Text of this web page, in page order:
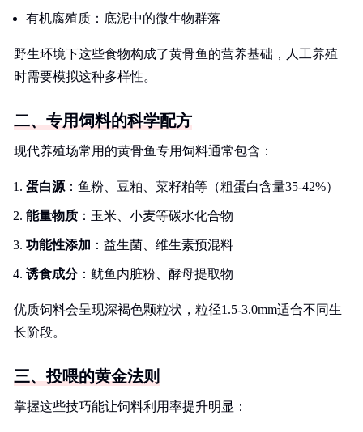
有机腐殖质：底泥中的微生物群落
野生环境下这些食物构成了黄骨鱼的营养基础，人工养殖
时需要模拟这种多样性。
二、专用饲料的科学配方
现代养殖场常用的黄骨鱼专用饲料通常包含：
蛋白源 ：鱼粉、豆粕、菜籽粕等（粗蛋白含量35-42%）
能量物质 ：玉米、小麦等碳水化合物
功能性添加 ：益生菌、维生素预混料
诱食成分：鱿鱼内脏粉、酵母提取物
优质饲料会呈现深褐色颗粒状，粒径1.5-3.0mm适合不同生
长阶段。
三、投喂的黄金法则
掌握这些技巧能让饲料利用率提升明显：